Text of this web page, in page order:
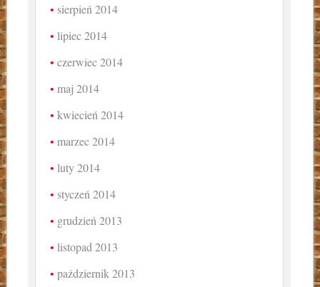
sierpień 2014
lipiec 2014
czerwiec 2014
maj 2014
kwiecień 2014
marzec 2014
luty 2014
styczeń 2014
grudzień 2013
listopad 2013
październik 2013